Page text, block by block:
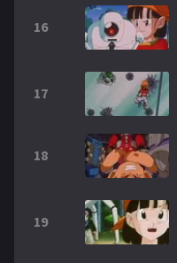
16
17
18
19